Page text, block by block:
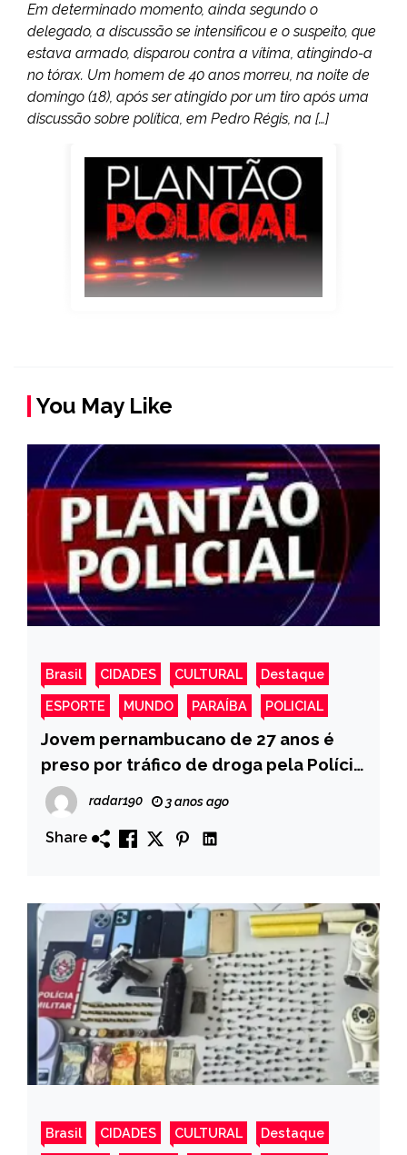
Em determinado momento, ainda segundo o
delegado, a discussão se intensificou e o suspeito, que
estava armado, disparou contra a vítima, atingindo-a
no tórax. Um homem de 40 anos morreu, na noite de
domingo (18), após ser atingido por um tiro após uma
discussão sobre política, em Pedro Régis, na […]
You May Like
Brasil CIDADES CULTURAL Destaque
ESPORTE MUNDO PARAÍBA POLICIAL
Jovem pernambucano de 27 anos é
preso por tráfico de droga pela Polícia
Civil de Conceição
radar190 3 anos ago
Share
Brasil CIDADES CULTURAL Destaque